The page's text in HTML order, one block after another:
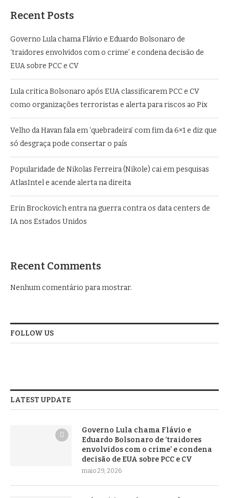
Recent Posts
Governo Lula chama Flávio e Eduardo Bolsonaro de
‘traidores envolvidos com o crime’ e condena decisão de
EUA sobre PCC e CV
Lula critica Bolsonaro após EUA classificarem PCC e CV
como organizações terroristas e alerta para riscos ao Pix
Velho da Havan fala em ‘quebradeira’ com fim da 6×1 e diz que
só desgraça pode consertar o país
Popularidade de Nikolas Ferreira (Nikole) cai em pesquisas
AtlasIntel e acende alerta na direita
Erin Brockovich entra na guerra contra os data centers de
IA nos Estados Unidos
Recent Comments
Nenhum comentário para mostrar.
FOLLOW US
LATEST UPDATE
Governo Lula chama Flávio e
Eduardo Bolsonaro de ‘traidores
envolvidos com o crime’ e condena
decisão de EUA sobre PCC e CV
maio 29, 2026